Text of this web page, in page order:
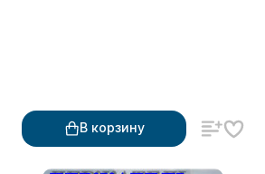
В корзину